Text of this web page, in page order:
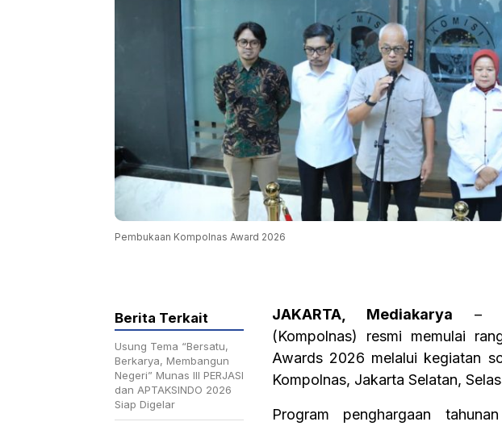
Pembukaan Kompolnas Award 2026
JAKARTA, Mediakarya –
(Kompolnas) resmi memulai
Awards 2026 melalui kegiatan
Kompolnas, Jakarta Selatan,
Program penghargaan
Berita Terkait
Usung Tema “Bersatu,
Berkarya, Membangun
Negeri” Munas III PERJASI
dan APTAKSINDO 2026
Siap Digelar